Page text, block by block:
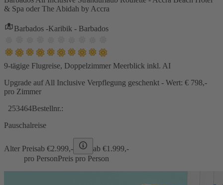
& Spa oder The Abidah by Accra
Barbados -Karibik - Barbados
9-tägige Flugreise, Doppelzimmer Meerblick inkl. AI
Upgrade auf All Inclusive Verpflegung geschenkt - Wert: € 798,-
pro Zimmer
253464Bestellnr.:
Pauschalreise
Alter Preisab €2.999,- ab €1.999,-
pro PersonPreis pro Person